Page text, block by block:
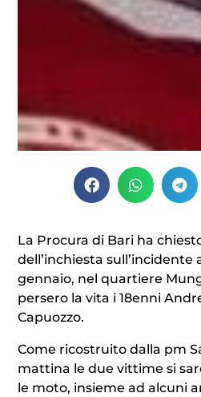
La Procura di Bari ha
dell’inchiesta sull’incidente
gennaio, nel quartiere
persero la vita i 18enni
Capuozzo.
Come ricostruito dalla pm
mattina le due vittime si
le moto, insieme ad alcuni